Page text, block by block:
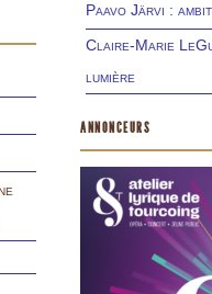
Paavo Järvi :
Claire-Marie
lumière
ANNONCEURS